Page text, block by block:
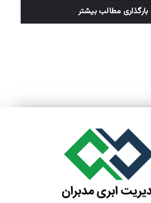
بارگذاری مطالب بیشتر